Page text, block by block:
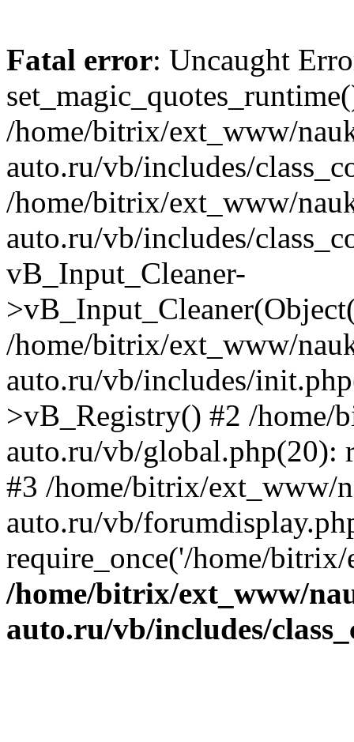
Fatal error: Uncaught
/home/bitrix/ext_www/
auto.ru/vb/includes/
/home/bitrix/ext_www/
auto.ru/vb/includes/
vB_Input_Cleaner-
/home/bitrix/ext_www/
auto.ru/vb/includes/
>vB_Registry() #2 /home/
auto.ru/vb/global.php(20):
#3 /home/bitrix/ext_www/
auto.ru/vb/
require_once('/home/
/home/bitrix/ext_www/
auto.ru/vb/includes/